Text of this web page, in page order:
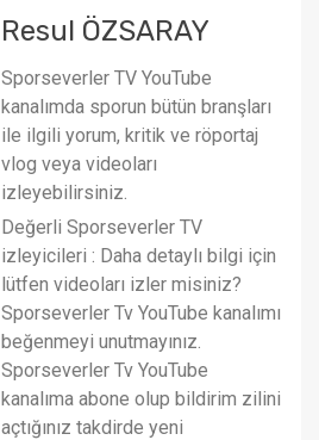
Resul ÖZSARAY
Sporseverler TV YouTube
kanalımda sporun bütün branşları
ile ilgili yorum, kritik ve röportaj
vlog veya videoları
izleyebilirsiniz.
Değerli Sporseverler TV
izleyicileri : Daha detaylı bilgi için
lütfen videoları izler misiniz?
Sporseverler Tv YouTube kanalımı
beğenmeyi unutmayınız.
Sporseverler Tv YouTube
kanalıma abone olup bildirim zilini
açtığınız takdirde yeni